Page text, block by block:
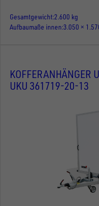
Gesamtgewicht 2.600 kg
Aufbaumaße innen 3.050 ×
KOFFERANHÄNGER
UKU 361719-20-13